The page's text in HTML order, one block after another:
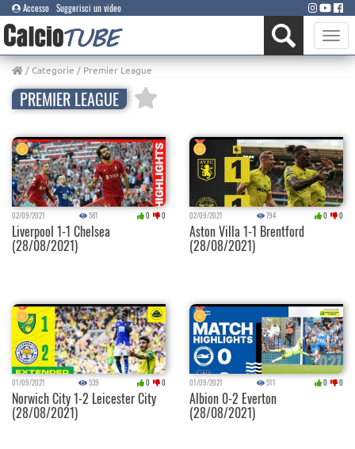
Accesso Suggerisci un video
Toggle
/Categorie / Premier League
PREMIER LEAGUE
02/09/2021 581 0 0
Liverpool 1-1 Chelsea
(28/08/2021)
02/09/2021 794 0 0
Aston Villa 1-1 Brentford
(28/08/2021)
01/09/2021 539 0 0
Norwich City 1-2 Leicester City
(28/08/2021)
01/09/2021 511 0 0
Albion 0-2 Everton
(28/08/2021)